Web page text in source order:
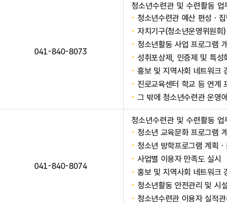
041-840-8073
청소년수련관 및 수련활동 업
청소년수련관 예산 편성ㆍ집
자치기구(청소년운영위원회)
청소년활동 사업 프로그램
성취포상제, 인증제 및 특성
홍보 및 지역사회 네트워크
진로교육센터 학교 등 연계
그 밖에 청소년수련관 운영
041-840-8074
청소년수련관 및 수련활동 업
청소년 교육문화 프로그램
청소년 방학프로그램 계획ㆍ
사업별 이용자 만족도 실시
홍보 및 지역사회 네트워크
청소년활동 안전관리 및 시
청소년수련관 이용자 실적관